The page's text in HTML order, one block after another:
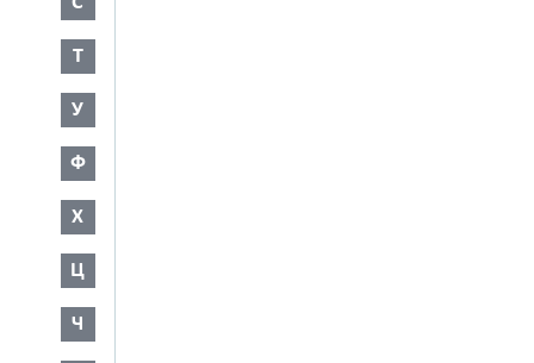
Т
У
Ф
Х
Ц
Ч